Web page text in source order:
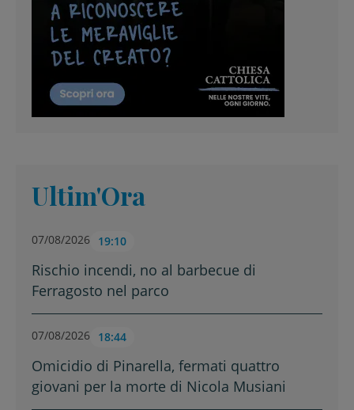
Ultim'Ora
07/08/2026 19:10
Rischio incendi, no al barbecue di
Ferragosto nel parco
07/08/2026 18:44
Omicidio di Pinarella, fermati quattro
giovani per la morte di Nicola Musiani